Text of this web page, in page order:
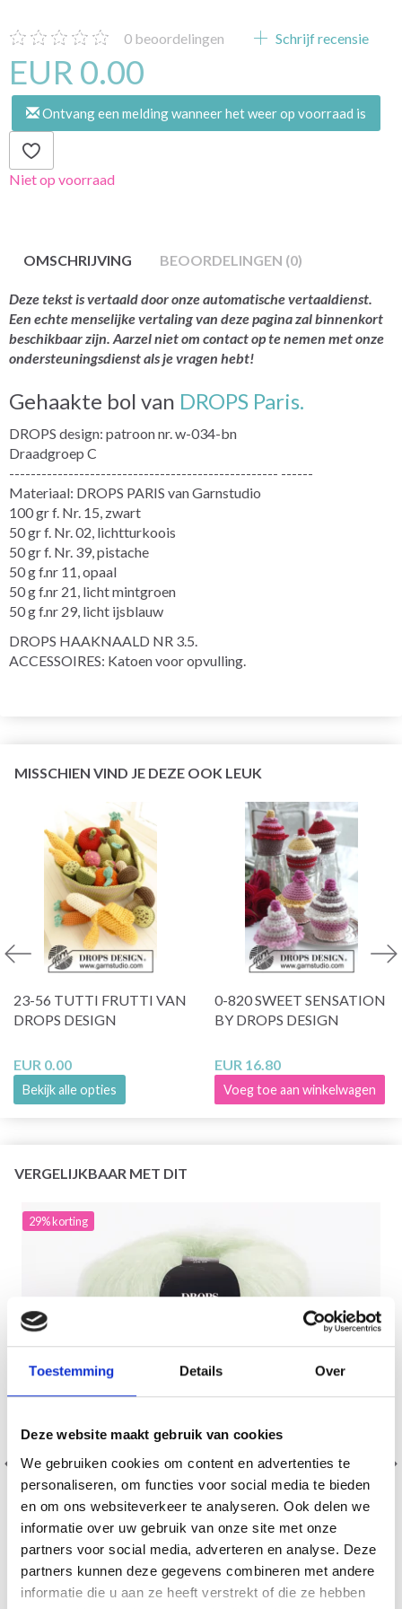
Toestemming Details Over
Deze website maakt gebruik van cookies
We gebruiken cookies om content en advertenties te
personaliseren, om functies voor social media te bieden
en om ons websiteverkeer te analyseren. Ook delen we
informatie over uw gebruik van onze site met onze
partners voor social media, adverteren en analyse. Deze
partners kunnen deze gegevens combineren met andere
informatie die u aan ze heeft verstrekt of die ze hebben
0 beoordelingen Schrijf recensie
EUR 0.00
Ontvang een melding wanneer het weer op voorraad is
Niet op voorraad
OMSCHRIJVING BEOORDELINGEN (0)
Deze tekst is vertaald door onze automatische vertaaldienst.
Een echte menselijke vertaling van deze pagina zal binnenkort
beschikbaar zijn. Aarzel niet om contact op te nemen met onze
ondersteuningsdienst als je vragen hebt!
Gehaakte bol van DROPS Paris.
DROPS design: patroon nr. w-034-bn
Draadgroep C
-------------------------------------------------- ------
Materiaal: DROPS PARIS van Garnstudio
100 gr f. Nr. 15, zwart
50 gr f. Nr. 02, lichtturkoois
50 gr f. Nr. 39, pistache
50 g f.nr 11, opaal
50 g f.nr 21, licht mintgroen
50 g f.nr 29, licht ijsblauw
DROPS HAAKNAALD NR 3.5.
ACCESSOIRES: Katoen voor opvulling.
MISSCHIEN VIND JE DEZE OOK LEUK
23-56 TUTTI FRUTTI VAN
DROPS DESIGN
EUR 0.00
Bekijk alle opties
0-820 SWEET SENSATION
BY DROPS DESIGN
EUR 16.80
Voeg toe aan winkelwagen
VERGELIJKBAAR MET DIT
29% korting
DROPS KID SILK